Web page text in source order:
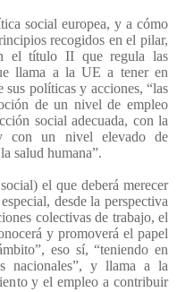
social europea, y a cómo
recogidos en el pilar,
el título II que regula las
llama a la UE a tener en
políticas y acciones, “las
de un nivel de empleo
social adecuada, con la
con un nivel elevado de
salud humana”.
el que deberá merecer
desde la perspectiva
colectivas de trabajo, el
y promoverá el papel
eso sí, “teniendo en
nacionales”, y llama a la
y el empleo a contribuir